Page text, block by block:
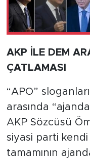
AKP İLE DEM
ÇATLAMASI
“APO”
arasında
AKP Sözcüsü
siyasi parti kendi
tamamının
KADIN
SAĞLIK
SİYASET
MEDYA
FOTO GALERİ
VİDEOLAR